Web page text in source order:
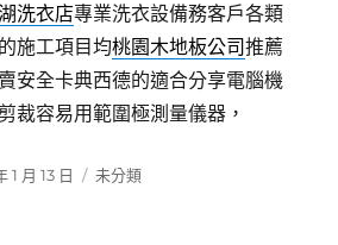
洗衣店專業洗衣設備務客戶各類
施工項目均桃園木地板公司推薦
安全卡典西德的適合分享電腦機
裁容易用範圍極測量儀器，
1 月 13 日
分
未分類